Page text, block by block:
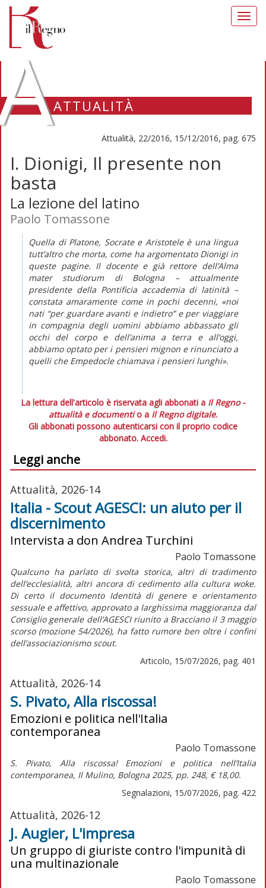
ATTUALITÀ
Attualità, 22/2016, 15/12/2016, pag. 675
I. Dionigi, Il presente non
basta
La lezione del latino
Paolo Tomassone
Quella di Platone, Socrate e Aristotele è una lingua
tutt’altro che morta, come ha argomentato Dionigi in
queste pagine. Il docente e già rettore dell’Alma
mater studiorum di Bologna – attualmente
presidente della Pontificia accademia di latinità –
constata amaramente come in pochi decenni, «noi
nati “per guardare avanti e indietro” e per viaggiare
in compagnia degli uomini abbiamo abbassato gli
occhi del corpo e dell’anima a terra e all’oggi,
abbiamo optato per i pensieri mignon e rinunciato a
quelli che Empedocle chiamava i pensieri lunghi».
La lettura dell'articolo è riservata agli abbonati a Il Regno -
attualità e documentio a Il Regno digitale.
Gli abbonati possono autenticarsi con il proprio codice
abbonato. Accedi.
Leggi anche
Attualità, 2026-14
Italia - Scout AGESCI: un aiuto per il
discernimento
Intervista a don Andrea Turchini
Paolo Tomassone
Qualcuno ha parlato di svolta storica, altri di tradimento
dell’ecclesialità, altri ancora di cedimento alla cultura woke.
Di certo il documento Identità di genere e orientamento
sessuale e affettivo, approvato a larghissima maggioranza dal
Consiglio generale dell’AGESCI riunito a Bracciano il 3 maggio
scorso (mozione 54/2026), ha fatto rumore ben oltre i confini
dell’associazionismo scout.
Articolo, 15/07/2026, pag. 401
Attualità, 2026-14
S. Pivato, Alla riscossa!
Emozioni e politica nell'Italia
contemporanea
Paolo Tomassone
S. Pivato, Alla riscossa! Emozioni e politica nell’Italia
contemporanea, Il Mulino, Bologna 2025, pp. 248, € 18,00.
Segnalazioni, 15/07/2026, pag. 422
Attualità, 2026-12
J. Augier, L'impresa
Un gruppo di giuriste contro l'impunità di
una multinazionale
Paolo Tomassone